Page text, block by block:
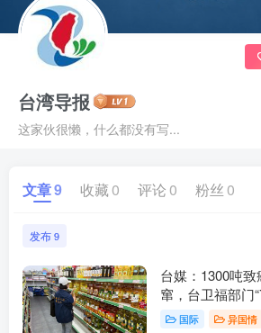
台湾导报
这家伙很懒，什么都没有写...
文章9 收藏 0 评论 0 粉丝 0
发布 9
台媒：1300吨
窜，台卫福部门
国际 异国情